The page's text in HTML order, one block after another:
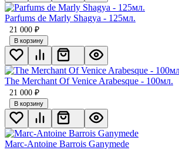
Parfums de Marly Shagya - 125мл.
21 000 ₽
В корзину
The Merchant Оf Venice Arabesque - 100мл.
21 000 ₽
В корзину
Marc-Antoine Barrois Ganymede